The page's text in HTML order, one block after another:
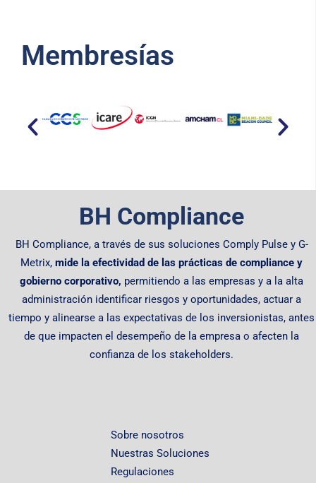
Membresías​
BH Compliance
BH Compliance, a través de sus soluciones Comply Pulse y G-
Metrix, mide la efectividad de las prácticas de compliance y
gobierno corporativo, permitiendo a las empresas y a la alta
administración identificar riesgos y oportunidades, actuar a
tiempo y alinearse a las expectativas de los inversionistas, antes
de que impacten el desempeño de la empresa o afecten la
confianza de los stakeholders.
Sobre nosotros
Nuestras Soluciones
Regulaciones